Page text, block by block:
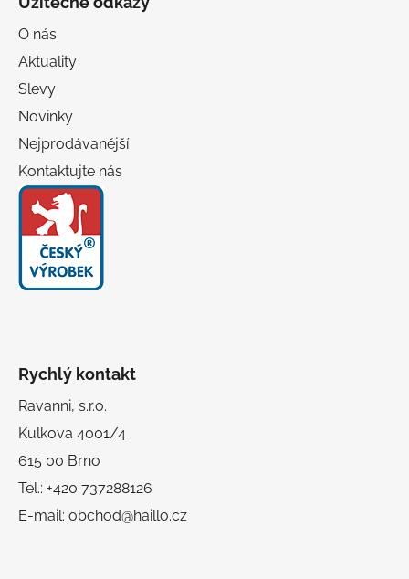
O nás
Aktuality
Slevy
Novinky
Nejprodávanější
Kontaktujte nás
Rychlý kontakt
Ravanni, s.r.o.
Kulkova 4001/4
615 00 Brno
Tel.: +420 737288126
E-mail: obchod@haillo.cz